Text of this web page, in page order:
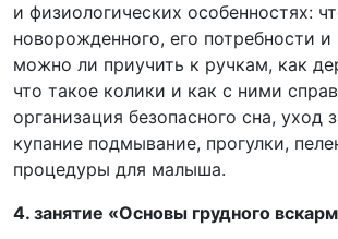
и физиологических особенностях:
новорожденного, его потребности и
можно ли приучить к ручкам, как
что такое колики и как с ними
организация безопасного сна,
купание подмывание, прогулки,
процедуры для малыша.
4. занятие «Основы грудного